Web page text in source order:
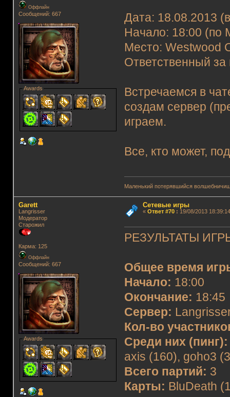
Оффлайн
Сообщений: 667
Awards
Дата: 18.08.2013
Начало: 18:00 (по
Место: Westwood
Ответственный
Встречаемся в
создам сервер
играем.
Все, кто может,
Маленький потерявшийся
Garett
Langrisser
Модератор
Старожил
Карма: 125
Оффлайн
Сообщений: 667
Awards
Сетевые игры
« Ответ #70: 19/08/2013
РЕЗУЛЬТАТЫ
Общее время
Начало: 18:00
Окончание: 18:45
Сервер:
Кол-во
Среди них (пинг):
axis (160), goho3
Всего партий: 3
Карты: BluDeath